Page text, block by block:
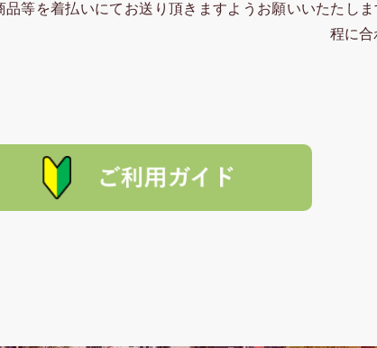
品等を着払いにてお送り頂きますようお願いいたたし
程に合